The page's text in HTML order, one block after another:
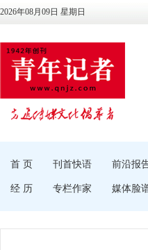
2026年08月09日 星期日
首 页 刊首快语 前沿报
经 历 专栏作家 媒体脸